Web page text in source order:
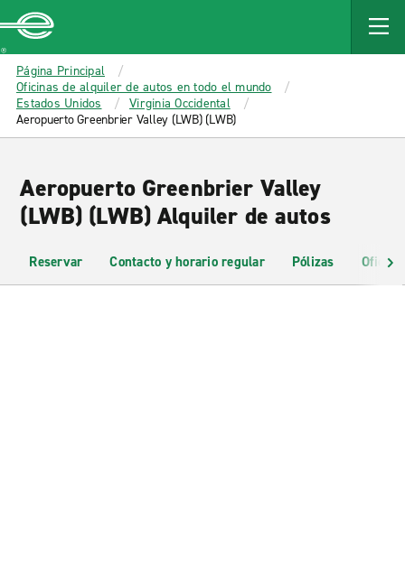
MAIN
CONTENT
Enterprise
Página Principal
Oficinas de alquiler de autos en todo el mundo
Estados Unidos
Virginia Occidental
Aeropuerto Greenbrier Valley (LWB) (LWB)
Aeropuerto Greenbrier Valley
(LWB) (LWB) Alquiler de autos
Reservar Contacto y horario regular Pólizas